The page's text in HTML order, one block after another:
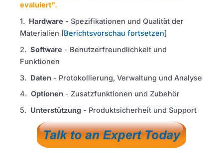
evaluiert".
1. Hardware - Spezifikationen und Qualität der
Materialien [Berichtsvorschau fortsetzen]
2. Software - Benutzerfreundlichkeit und
Funktionen
3. Daten - Protokollierung, Verwaltung und Analyse
4. Optionen - Zusatzfunktionen und Zubehör
5. Unterstützung - Produktsicherheit und Support